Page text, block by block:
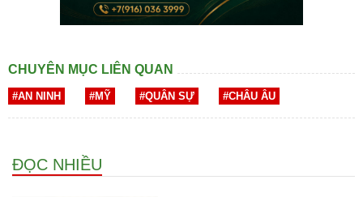
CHUYÊN MỤC LIÊN QUAN
#AN NINH #MỸ #QUÂN SỰ #CHÂU ÂU
ĐỌC NHIỀU